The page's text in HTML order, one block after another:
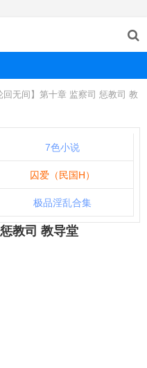
回无间】第十章 监察司 惩教司 教
7色小说
囚爱（民国H）
极品淫乱合集
教司 教导堂